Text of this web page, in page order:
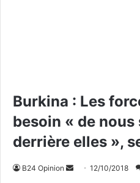
Burkina : Les
besoin « de
derrière elles »,
B24 Opinion 12/10/2018